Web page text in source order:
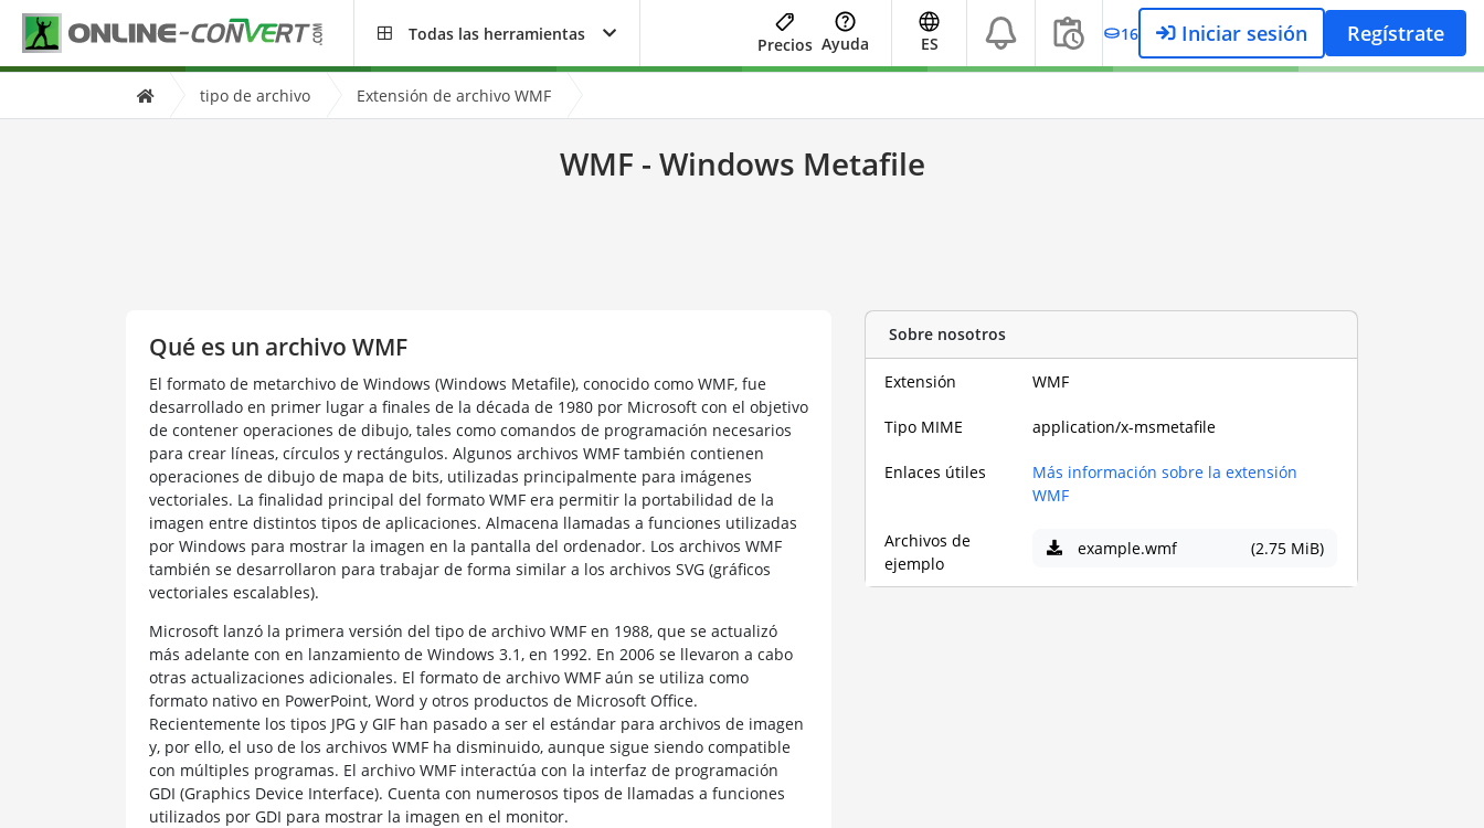
Todas las herramientas
Precios Ayuda ES 16 Iniciar sesión Regístrate
tipo de archivo Extensión de archivo WMF
WMF - Windows Metafile
Qué es un archivo WMF
El formato de metarchivo de Windows (Windows Metafile), conocido como WMF, fue
desarrollado en primer lugar a finales de la década de 1980 por Microsoft con el objetivo
de contener operaciones de dibujo, tales como comandos de programación necesarios
para crear líneas, círculos y rectángulos. Algunos archivos WMF también contienen
operaciones de dibujo de mapa de bits, utilizadas principalmente para imágenes
vectoriales. La finalidad principal del formato WMF era permitir la portabilidad de la
imagen entre distintos tipos de aplicaciones. Almacena llamadas a funciones utilizadas
por Windows para mostrar la imagen en la pantalla del ordenador. Los archivos WMF
también se desarrollaron para trabajar de forma similar a los archivos SVG (gráficos
vectoriales escalables).
Microsoft lanzó la primera versión del tipo de archivo WMF en 1988, que se actualizó
más adelante con en lanzamiento de Windows 3.1, en 1992. En 2006 se llevaron a cabo
otras actualizaciones adicionales. El formato de archivo WMF aún se utiliza como
formato nativo en PowerPoint, Word y otros productos de Microsoft Office.
Recientemente los tipos JPG y GIF han pasado a ser el estándar para archivos de imagen
y, por ello, el uso de los archivos WMF ha disminuido, aunque sigue siendo compatible
con múltiples programas. El archivo WMF interactúa con la interfaz de programación
GDI (Graphics Device Interface). Cuenta con numerosos tipos de llamadas a funciones
utilizados por GDI para mostrar la imagen en el monitor.
Sobre nosotros
Extensión WMF
Tipo MIME application/x-msmetafile
Enlaces útiles
Más información sobre la extensión
WMF
Archivos de
ejemplo
example.wmf (2.75 MiB)